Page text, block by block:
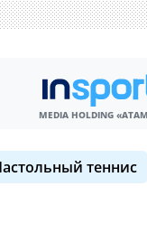
MEDIA HOLDING
теннис